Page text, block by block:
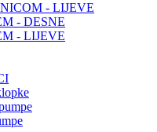
- LIJEVE
- DESNE
- LIJEVE